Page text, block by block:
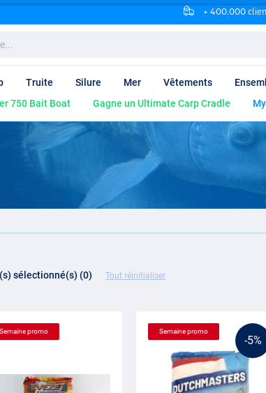
+ 400.000
Truite Silure Mer Vêtements
750 Bait Boat Gagne un Ultimate Carp Cradle
sélectionné(s) (0) Tout réinitialiser
Semaine promo
-5%
Semaine promo